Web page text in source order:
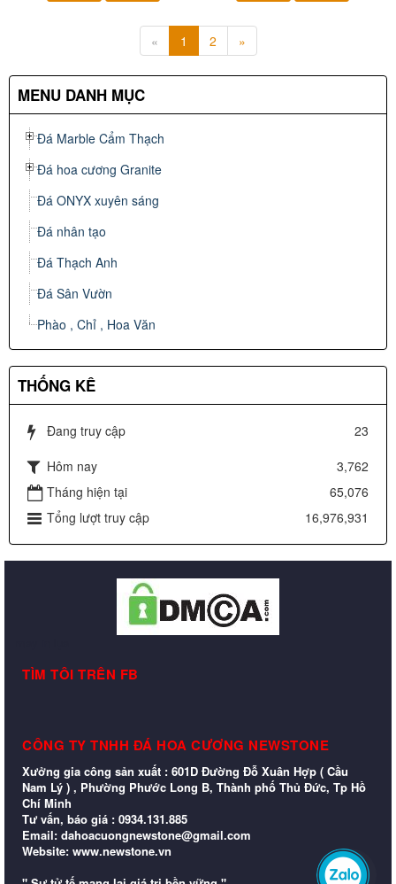
« 1 2 »
MENU DANH MỤC
Đá Marble Cẩm Thạch
Đá hoa cương Granite
Đá ONYX xuyên sáng
Đá nhân tạo
Đá Thạch Anh
Đá Sân Vườn
Phào , Chỉ , Hoa Văn
THỐNG KÊ
Đang truy cập
23
Hôm nay
3,762
Tháng hiện tại
65,076
Tổng lượt truy cập
16,976,931
TÌM TÔI TRÊN FB
CÔNG TY TNHH ĐÁ HOA CƯƠNG NEWSTONE
Xưởng gia công sản xuất : 601D Đường Đỗ Xuân Hợp ( Cầu
Nam Lý ) , Phường Phước Long B, Thành phố Thủ Đức, Tp Hồ
Chí Minh
Tư vấn, báo giá : 0934.131.885
Email: dahoacuongnewstone@gmail.com
Website: www.newstone.vn
Zalo